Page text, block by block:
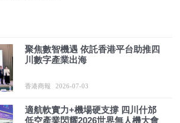
聚焦數智機遇 依託香港平台助推四
川數字產業出海
香港商報 2026-07-03
適航軟實力+機場硬支撐 四川什邡
低空產業閃耀2026世界無人機大會